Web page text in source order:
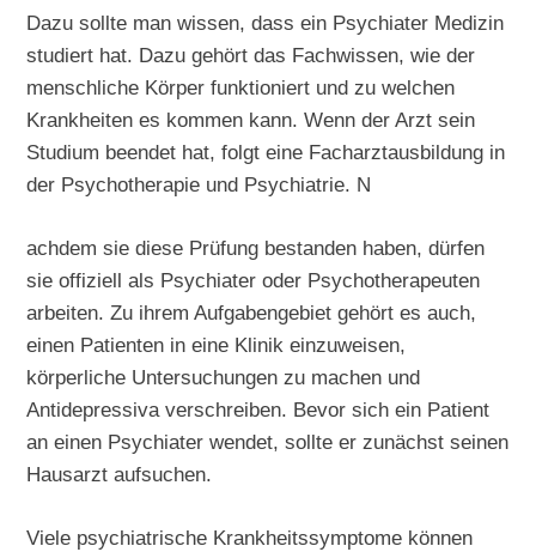
Dazu sollte man wissen, dass ein Psychiater Medizin
studiert hat. Dazu gehört das Fachwissen, wie der
menschliche Körper funktioniert und zu welchen
Krankheiten es kommen kann. Wenn der Arzt sein
Studium beendet hat, folgt eine Facharztausbildung in
der Psychotherapie und Psychiatrie. N
achdem sie diese Prüfung bestanden haben, dürfen
sie offiziell als Psychiater oder Psychotherapeuten
arbeiten. Zu ihrem Aufgabengebiet gehört es auch,
einen Patienten in eine Klinik einzuweisen,
körperliche Untersuchungen zu machen und
Antidepressiva verschreiben. Bevor sich ein Patient
an einen Psychiater wendet, sollte er zunächst seinen
Hausarzt aufsuchen.
Viele psychiatrische Krankheitssymptome können